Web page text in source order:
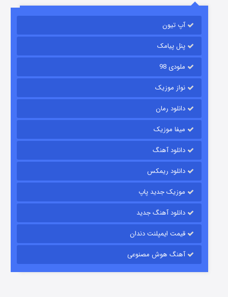
باب اسفنجی فصل ۱۷
قسمت۶ (زیرنویس) منتشر شد
قسمت۱۵ (دوبله) منتشر شد
آپ تیون
پنل پیامک
ملودی 98
نواز موزیک
دانلود رمان
میفا موزیک
دانلود آهنگ
دانلود ریمکس
موزیک جدید پاپ
دانلود آهنگ جدید
قیمت ایمپلنت دندان
آهنگ هوش مصنوعی